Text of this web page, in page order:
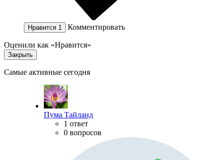
Нравится 1 Комментировать
Оценили как «Нравится»
Закрыть
Самые активные сегодня
Пума Тайланд
1 ответ
0 вопросов